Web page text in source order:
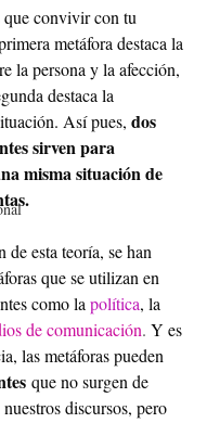
convivir con tu
metáfora destaca la
la persona y la afección,
destaca la
Así pues, dos
sirven para
misma situación de
de esta teoría, se han
que se utilizan en
como la política, la
de comunicación. Y es
las metáforas pueden
que no surgen de
discursos, pero